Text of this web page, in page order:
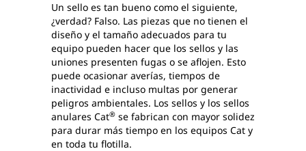
Un sello es tan bueno como el siguiente,
¿verdad? Falso. Las piezas que no tienen el
diseño y el tamaño adecuados para tu
equipo pueden hacer que los sellos y las
uniones presenten fugas o se aflojen. Esto
puede ocasionar averías, tiempos de
inactividad e incluso multas por generar
peligros ambientales. Los sellos y los sellos
anulares Cat® se fabrican con mayor solidez
para durar más tiempo en los equipos Cat y
en toda tu flotilla.